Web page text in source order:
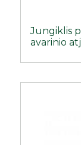
Jungiklis
avarinio